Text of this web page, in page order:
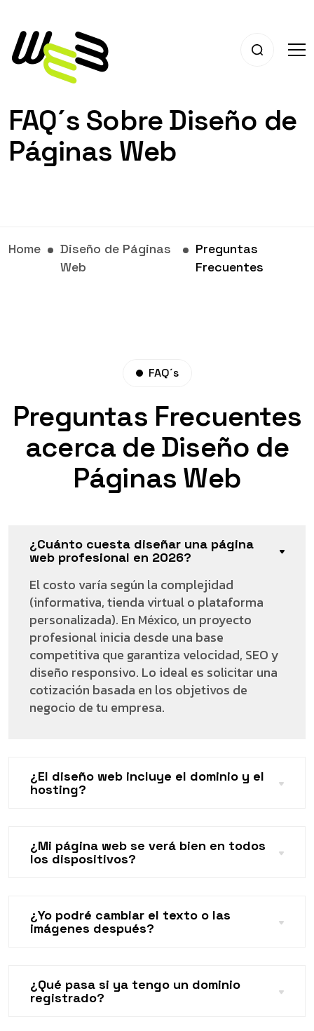
FAQ´s Sobre Diseño de
Páginas Web
Home
Diseño de Páginas
Web
Preguntas
Frecuentes
FAQ´s
Preguntas Frecuentes
acerca de Diseño de
Páginas Web
¿Cuánto cuesta diseñar una página
web profesional en 2026?
El costo varía según la complejidad
(informativa, tienda virtual o plataforma
personalizada). En México, un proyecto
profesional inicia desde una base
competitiva que garantiza velocidad, SEO y
diseño responsivo. Lo ideal es solicitar una
cotización basada en los objetivos de
negocio de tu empresa.
¿El diseño web incluye el dominio y el
hosting?
¿Mi página web se verá bien en todos
los dispositivos?
¿Yo podré cambiar el texto o las
imágenes después?
¿Qué pasa si ya tengo un dominio
registrado?